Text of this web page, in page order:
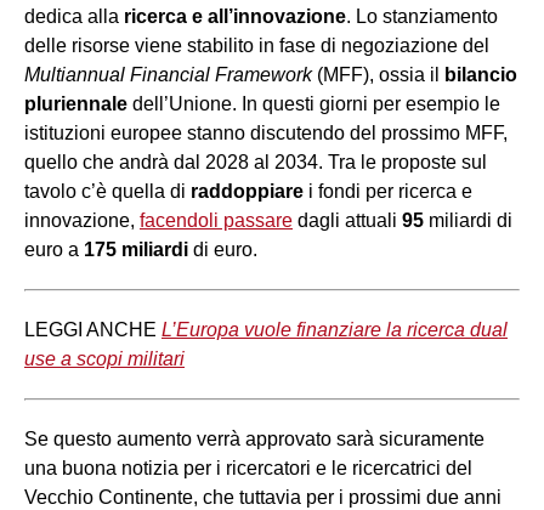
dedica alla ricerca e all’innovazione. Lo stanziamento
delle risorse viene stabilito in fase di negoziazione del
Multiannual Financial Framework(MFF), ossia il
bilancio
pluriennale dell’Unione. In questi giorni per esempio le
istituzioni europee stanno discutendo del prossimo MFF,
quello che andrà dal 2028 al 2034. Tra le proposte sul
tavolo c’è quella di raddoppiare i fondi per ricerca e
innovazione, facendoli passare dagli attuali 95 miliardi di
euro a 175 miliardi di euro.
LEGGI ANCHE L’Europa vuole finanziare la ricerca dual
use a scopi militari
Se questo aumento verrà approvato sarà sicuramente
una buona notizia per i ricercatori e le ricercatrici del
Vecchio Continente, che tuttavia per i prossimi due anni